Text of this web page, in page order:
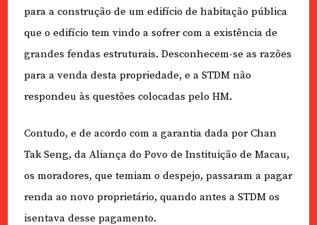
para a construção de um edifício de habitação pública
que o edifício tem vindo a sofrer com a existência de
grandes fendas estruturais. Desconhecem-se as razões
para a venda desta propriedade, e a STDM não
respondeu às questões colocadas pelo HM.
Contudo, e de acordo com a garantia dada por Chan
Tak Seng, da Aliança do Povo de Instituição de Macau,
os moradores, que temiam o despejo, passaram a pagar
renda ao novo proprietário, quando antes a STDM os
isentava desse pagamento.